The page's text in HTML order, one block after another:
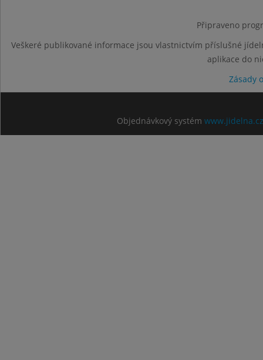
Připraveno
Veškeré publikované informace jsou vlastnictvím příslušné
aplikace do
Zásady
Objednávkový systém www.jidelna.cz